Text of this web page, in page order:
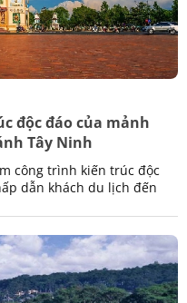
độc đáo của mảnh
Tây Ninh
công trình kiến trúc độc
dẫn khách du lịch đến